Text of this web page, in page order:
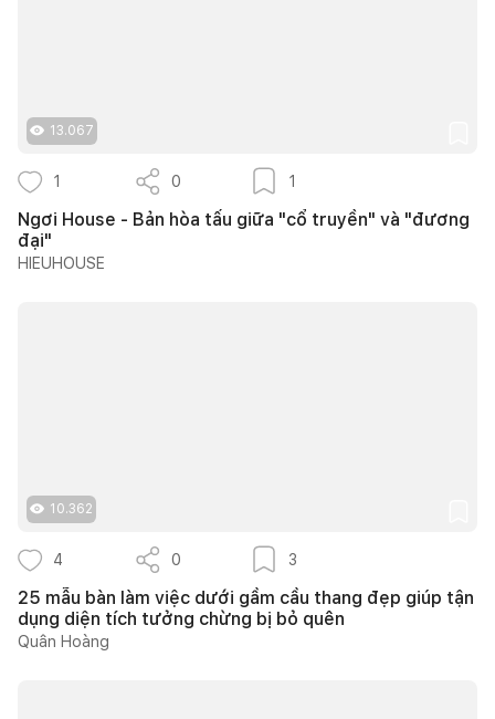
13.067
1 0 1
Ngơi House - Bản hòa tấu giữa "cổ truyền" và "đương
đại"
HIEUHOUSE
10.362
4 0 3
25 mẫu bàn làm việc dưới gầm cầu thang đẹp giúp tận
dụng diện tích tưởng chừng bị bỏ quên
Quân Hoàng